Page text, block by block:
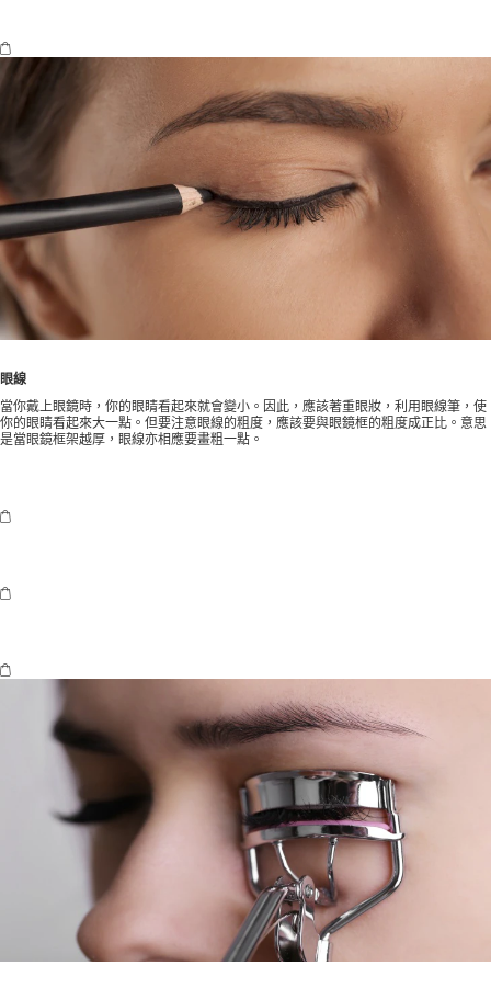
眼線
當你戴上眼鏡時，你的眼睛看起來就會變小。因此，應該著重眼妝，利用眼線筆，使
你的眼睛看起來大一點。但要注意眼線的粗度，應該要與眼鏡框的粗度成正比。意思
是當眼鏡框架越厚，眼線亦相應要畫粗一點。